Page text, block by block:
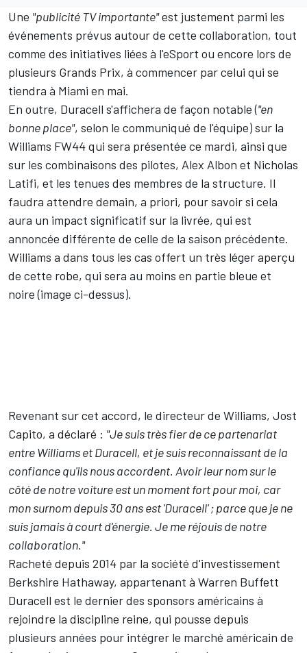
Une "publicité TV importante"est justement parmi les
événements prévus autour de cette collaboration, tout
comme des initiatives liées à l'eSport ou encore lors de
plusieurs Grands Prix, à commencer par celui qui se
tiendra à Miami en mai.
En outre, Duracell s'affichera de façon notable ("en
bonne place", selon le communiqué de l'équipe) sur la
Williams FW44 qui sera présentée ce mardi, ainsi que
sur les combinaisons des pilotes, Alex Albon et Nicholas
Latifi, et les tenues des membres de la structure. Il
faudra attendre demain, a priori, pour savoir si cela
aura un impact significatif sur la livrée, qui est
annoncée différente de celle de la saison précédente.
Williams a dans tous les cas offert un très léger aperçu
de cette robe, qui sera au moins en partie bleue et
noire (image ci-dessus).
Revenant sur cet accord, le directeur de Williams, Jost
Capito, a déclaré : "Je suis très fier de ce partenariat
entre Williams et Duracell, et je suis reconnaissant de la
confiance qu'ils nous accordent. Avoir leur nom sur le
côté de notre voiture est un moment fort pour moi, car
mon surnom depuis 30 ans est 'Duracell' ; parce que je ne
suis jamais à court d'énergie. Je me réjouis de notre
collaboration."
Racheté depuis 2014 par la société d'investissement
Berkshire Hathaway, appartenant à Warren Buffett
Duracell est le dernier des sponsors américains à
rejoindre la discipline reine, qui pousse depuis
plusieurs années pour intégrer le marché américain de